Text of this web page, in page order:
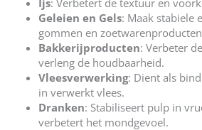
Geleien en Gels: Maak stabiele
gommen en
Bakkerijproducten: Verbeter
verleng de houdbaarheid.
Vleesverwerking: Dient als
in verwerkt vlees.
Dranken: Stabiliseert pulp in
verbetert het mondgevoel.